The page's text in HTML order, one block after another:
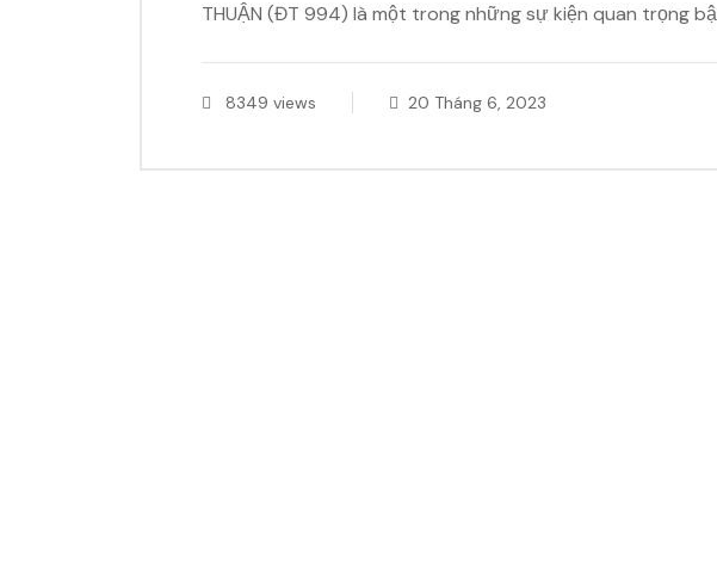
THUẬN (ĐT 994) là một trong những sự kiện quan trọng
8349 views 20 Tháng 6, 2023